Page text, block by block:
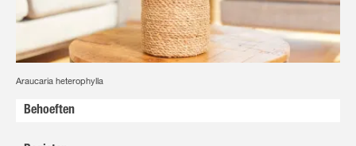
Araucaria heterophylla
Behoeften